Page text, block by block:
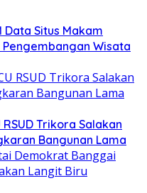
Data Situs Makam
Wisata
Trikora Salakan
Bangunan Lama